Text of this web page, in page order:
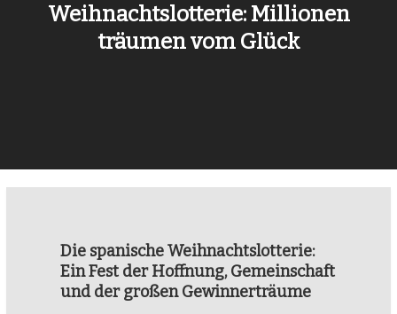
Weihnachtslotterie: Millionen
träumen vom Glück
Die spanische Weihnachtslotterie:
Ein Fest der Hoffnung, Gemeinschaft
und der großen Gewinnerträume